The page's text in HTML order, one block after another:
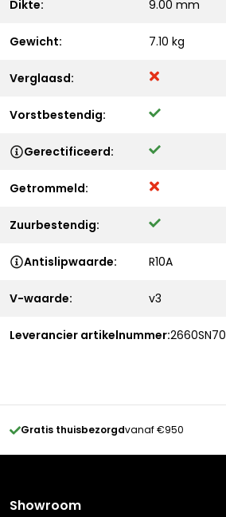
Dikte: 9.00 mm
Gewicht: 7.10 kg
Verglaasd:
Vorstbestendig:
Gerectificeerd:
Getrommeld:
Zuurbestendig:
Antislipwaarde: R10A
V-waarde: v3
Leverancier artikelnummer:2660SN70
Gratis thuisbezorgdvanaf €950
Showroom